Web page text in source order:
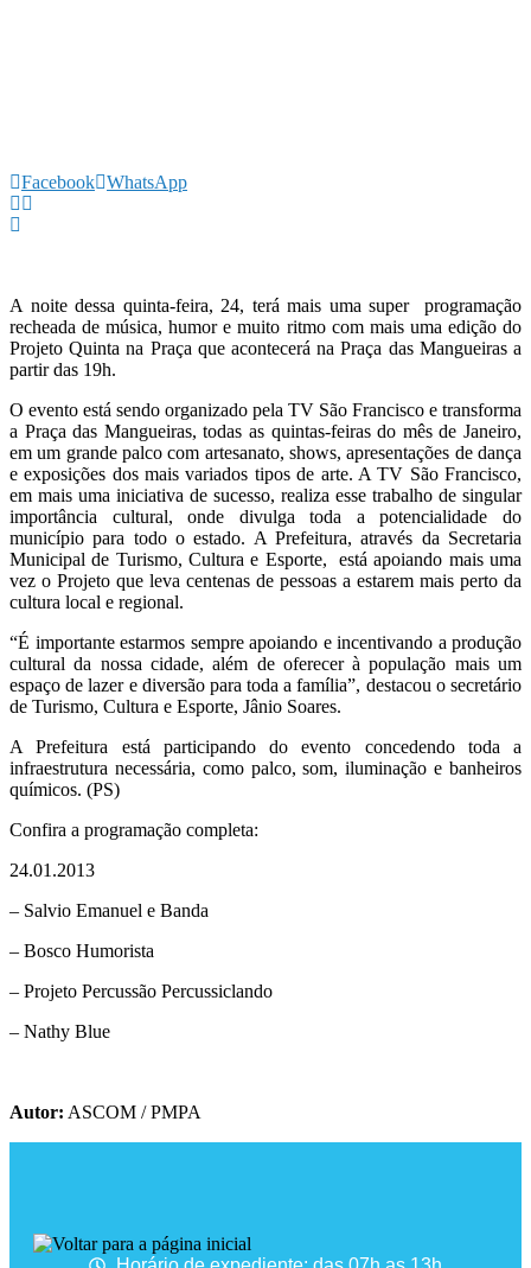
Facebook WhatsApp
A noite dessa quinta-feira, 24, terá mais uma super programação
recheada de música, humor e muito ritmo com mais uma edição do
Projeto Quinta na Praça que acontecerá na Praça das Mangueiras a
partir das 19h.
O evento está sendo organizado pela TV São Francisco e transforma
a Praça das Mangueiras, todas as quintas-feiras do mês de Janeiro,
em um grande palco com artesanato, shows, apresentações de dança
e exposições dos mais variados tipos de arte. A TV São Francisco,
em mais uma iniciativa de sucesso, realiza esse trabalho de singular
importância cultural, onde divulga toda a potencialidade do
município para todo o estado. A Prefeitura, através da Secretaria
Municipal de Turismo, Cultura e Esporte, está apoiando mais uma
vez o Projeto que leva centenas de pessoas a estarem mais perto da
cultura local e regional.
“É importante estarmos sempre apoiando e incentivando a produção
cultural da nossa cidade, além de oferecer à população mais um
espaço de lazer e diversão para toda a família”, destacou o secretário
de Turismo, Cultura e Esporte, Jânio Soares.
A Prefeitura está participando do evento concedendo toda a
infraestrutura necessária, como palco, som, iluminação e banheiros
químicos. (PS)
Confira a programação completa:
24.01.2013
– Salvio Emanuel e Banda
– Bosco Humorista
– Projeto Percussão Percussiclando
– Nathy Blue
Autor: ASCOM / PMPA